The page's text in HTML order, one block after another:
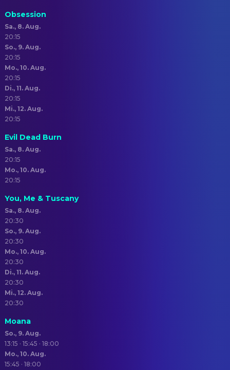
Obsession
Sa., 8. Aug.
20:15
So., 9. Aug.
20:15
Mo., 10. Aug.
20:15
Di., 11. Aug.
20:15
Mi., 12. Aug.
20:15
Evil Dead Burn
Sa., 8. Aug.
20:15
Mo., 10. Aug.
20:15
You, Me & Tuscany
Sa., 8. Aug.
20:30
So., 9. Aug.
20:30
Mo., 10. Aug.
20:30
Di., 11. Aug.
20:30
Mi., 12. Aug.
20:30
Moana
So., 9. Aug.
13:15 · 15:45 · 18:00
Mo., 10. Aug.
15:45 · 18:00